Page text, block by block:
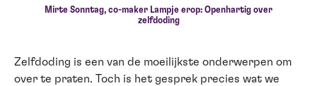
Mirte Sonntag, co-maker Lampje erop: Openhartig over
zelfdoding
Zelfdoding is een van de moeilijkste onderwerpen om
over te praten. Toch is het gesprek precies wat we